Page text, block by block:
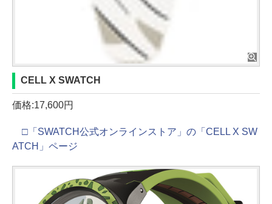
CELL X SWATCH
価格:17,600円
□「SWATCH公式オンラインストア」の「CELL X SW
ATCH」ページ